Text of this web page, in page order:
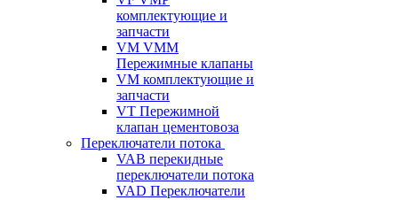
комплектующие и
запчасти
VM VMM
Пережимные клапаны
VM комплектующие и
запчасти
VT Пережимной
клапан цементовоза
Переключатели потока
VAB перекидные
переключатели потока
VAD Переключатели